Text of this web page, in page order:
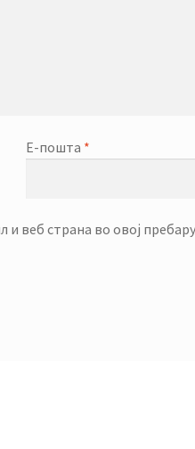
Е-пошта *
и веб страна во овој